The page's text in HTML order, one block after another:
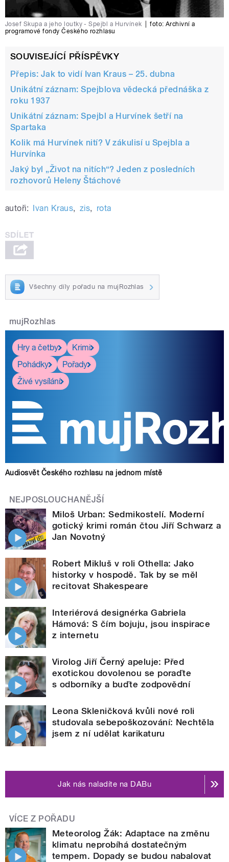
Josef Skupa a jeho loutky - Spejbl a Hurvínek foto: Archivní a
programové fondy Českého rozhlasu
SOUVISEJÍCÍ PŘÍSPĚVKY
Přepis: Jak to vidí Ivan Kraus – 25. dubna
Unikátní záznam: Spejblova vědecká přednáška z
roku 1937
Unikátní záznam: Spejbl a Hurvínek šetří na
Spartaka
Kolik má Hurvínek nití? V zákulisí u Spejbla a
Hurvínka
Jaký byl „Život na nitích“? Jeden z posledních
rozhovorů Heleny Štáchové
autoři: Ivan Kraus, zis, rota
Všechny díly pořadu na mujRozhlas
mujRozhlas
Hry a četby
Krimi
Pohádky
Pořady
Živé vysílání
Audiosvět Českého rozhlasu na jednom místě
NEJPOSLOUCHANĚJŠÍ
Miloš Urban: Sedmikostelí. Moderní
gotický krimi román čtou Jiří Schwarz a
Jan Novotný
Robert Mikluš v roli Othella: Jako
historky v hospodě. Tak by se měl
recitovat Shakespeare
Interiérová designérka Gabriela
Hámová: S čím bojuju, jsou inspirace
z internetu
Virolog Jiří Černý apeluje: Před
exotickou dovolenou se poraďte
s odborníky a buďte zodpovědní
Leona Skleničková kvůli nové roli
studovala sebepoškozování: Nechtěla
jsem z ní udělat karikaturu
Jak nás naladíte na DABu
VÍCE Z POŘADU
Meteorolog Žák: Adaptace na změnu
klimatu neprobíhá dostatečným
tempem. Dopady se budou nabalovat